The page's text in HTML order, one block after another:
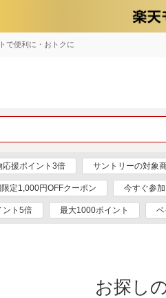
で便利に・おトクに
応援ポイント3倍 サントリーの対象
定1,000円OFFクーポン 今すぐ参
ント5倍 最大1000ポイント ベ
お探し